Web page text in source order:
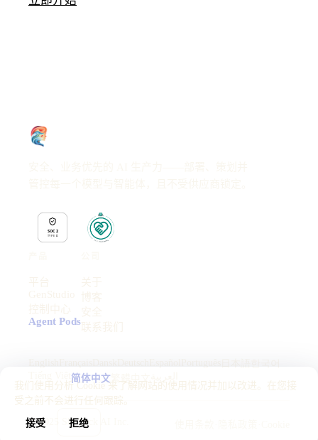
Agent Pods
简体中文 繁體中文
© 2025 SkyDeck AI Inc.
我们使用分析 Cookie 来了解网站的使用情况并加以改进。在您接
受之前不会进行任何跟踪。
接受 拒绝